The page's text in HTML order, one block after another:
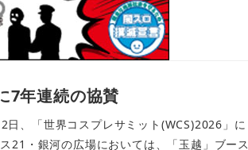
7年連続の協賛
、「世界コスプレサミット(WCS)2026」に
21・銀河の広場においては、「玉越」ブース